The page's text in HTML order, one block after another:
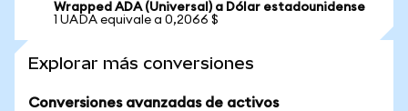
Wrapped ADA (Universal) a Dólar estadounidense
1 UADA equivale a 0,2066 $
Explorar más conversiones
Conversiones avanzadas de activos